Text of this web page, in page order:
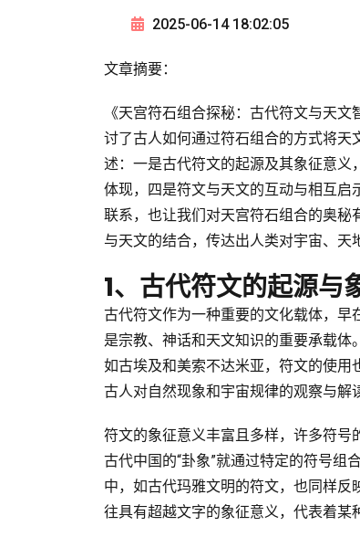
2025-06-14 18:02:05
文章摘要：
《天宫符石组合探秘：古代符文与天
讨了古人如何通过符石组合的方式将天
述：一是古代符文的起源及其象征意
体现，四是符文与天文的互动与相互
联系，也让我们对天宫符石组合的奥
与天文的结合，传达出人类对宇宙、天
1、古代符文的起源与
古代符文作为一种重要的文化载体，
是宗教、神话和天文知识的重要承载体
如古埃及和美索不达米亚，符文的使
古人对自然现象和宇宙规律的观察与解
符文的象征意义丰富且多样，许多符号
古代中国的“卦象”就通过特定的符号组
中，如古代玛雅文明的符文，也同样
往具有超越文字的象征意义，代表着某